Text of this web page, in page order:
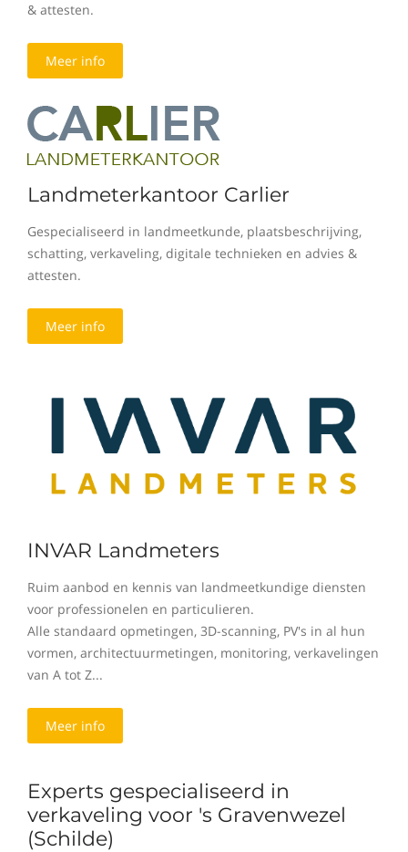
& attesten.
Meer info
Landmeterkantoor Carlier
Gespecialiseerd in landmeetkunde, plaatsbeschrijving,
schatting, verkaveling, digitale technieken en advies &
attesten.
Meer info
INVAR Landmeters
Ruim aanbod en kennis van landmeetkundige diensten
voor professionelen en particulieren.
Alle standaard opmetingen, 3D-scanning, PV's in al hun
vormen, architectuurmetingen, monitoring, verkavelingen
van A tot Z...
Meer info
Experts gespecialiseerd in
verkaveling voor 's Gravenwezel
(Schilde)